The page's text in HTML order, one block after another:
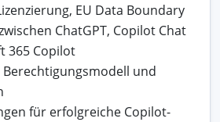
EU Data Boundary
ChatGPT, Copilot Chat
365 Copilot
Berechtigungsmodell und
für erfolgreiche Copilot-